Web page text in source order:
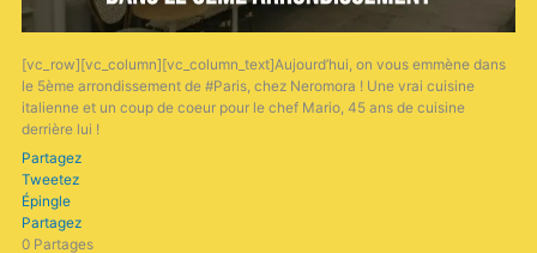
[vc_row][vc_column][vc_column_text]Aujourd’hui, on vous emmène dans
le 5ème arrondissement de #Paris, chez Neromora ! Une vrai cuisine
italienne et un coup de coeur pour le chef Mario, 45 ans de cuisine
derrière lui !
Partagez
Tweetez
Épingle
Partagez
0 Partages